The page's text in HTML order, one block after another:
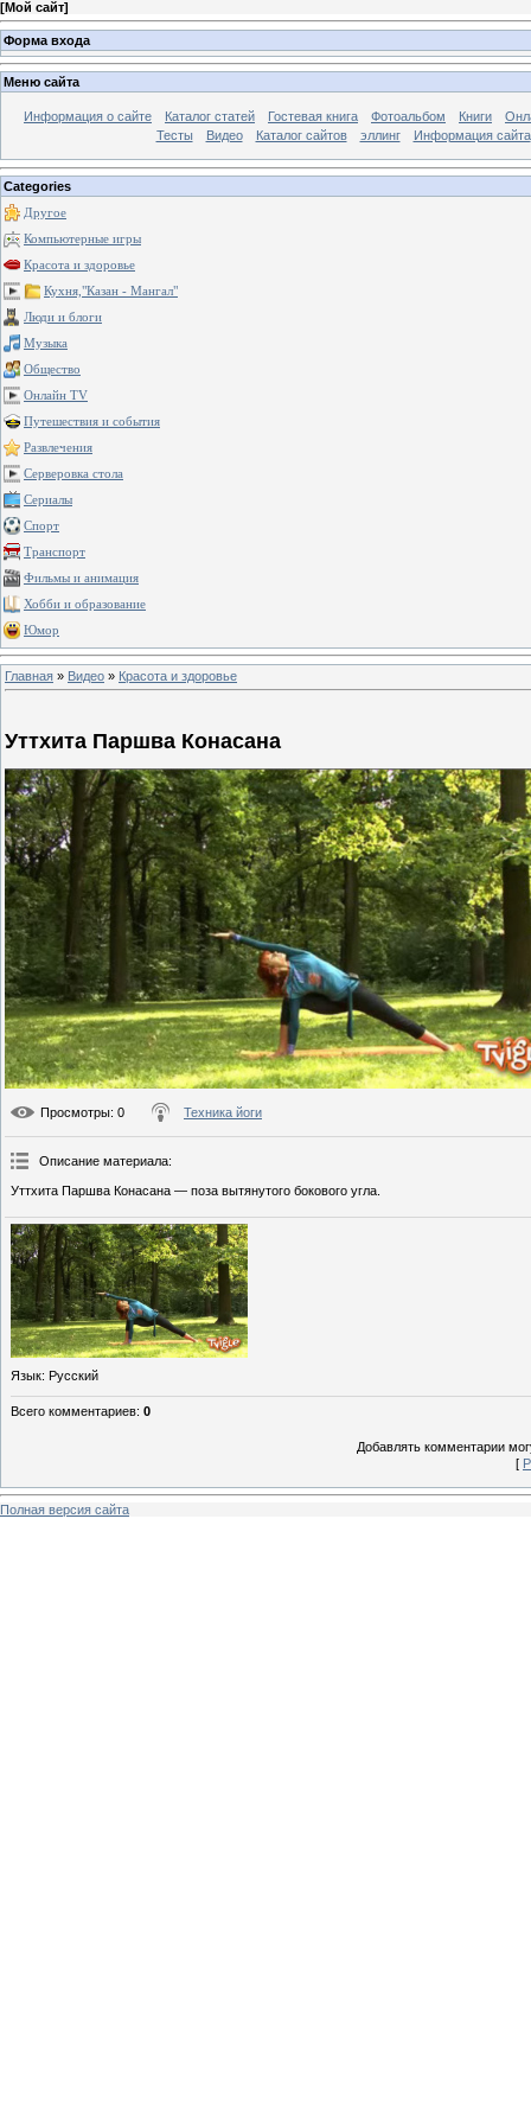
[Мой сайт]
Форма входа
Меню сайта
Информация о сайте Каталог статей Гостевая книга Фотоальбом Книги
Тесты
Видео Каталог сайтов эллинг Информация сайта
Categories
Другое
Компьютерные игры
Красота и здоровье
Кухня,"Казан - Мангал"
Люди и блоги
Музыка
Общество
Онлайн TV
Путешествия и события
Развлечения
Серверовка стола
Сериалы
Спорт
Транспорт
Фильмы и анимация
Хобби и образование
Юмор
Главная » Видео » Красота и здоровье
Уттхита Паршва Конасана
Просмотры: 0 Техника йоги
Описание материала:
Уттхита Паршва Конасана — поза вытянутого бокового угла.
Язык: Русский
Всего комментариев: 0
Добавлять комментарии
[
Полная версия сайта